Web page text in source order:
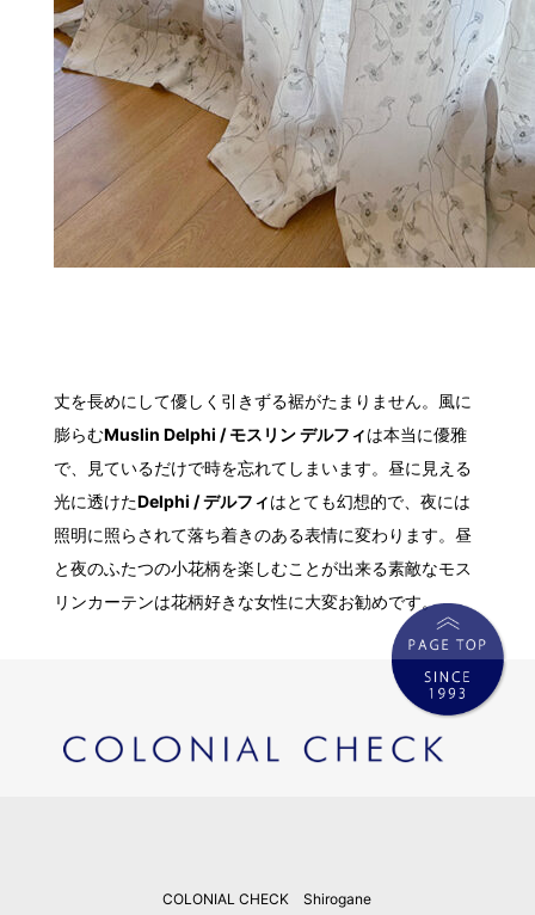
丈を長めにして優しく引きずる裾がたまりません。風に
膨らむMuslin Delphi / モスリン デルフィは本当に優雅
で、見ているだけで時を忘れてしまいます。昼に見える
光に透けたDelphi / デルフィはとても幻想的で、夜には
照明に照らされて落ち着きのある表情に変わります。昼
と夜のふたつの小花柄を楽しむことが出来る素敵なモス
リンカーテンは花柄好きな女性に大変お勧めです。
COLONIAL CHECK Shirogane